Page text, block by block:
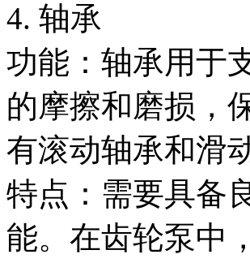
4. 轴承
功能：轴承用于
的摩擦和磨损，
有滚动轴承和滑
特点：需要具备
能。在齿轮泵中